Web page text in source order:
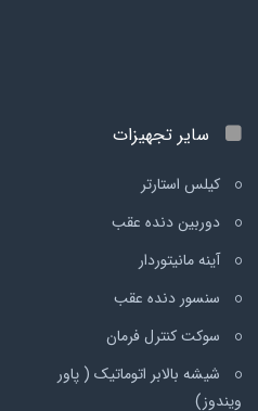
سایر تجهیزات
کیلس استارتر
دوربین دنده عقب
آینه مانیتوردار
سنسور دنده عقب
سوکت کنترل فرمان
شیشه بالابر اتوماتیک ( پاور
ویندوز)